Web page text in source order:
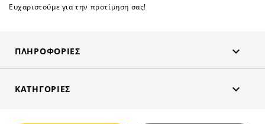
Ευχαριστούμε για την προτίμηση σας!
ΠΛΗΡΟΦΟΡΊΕΣ 
ΚΑΤΗΓΟΡΊΕΣ 